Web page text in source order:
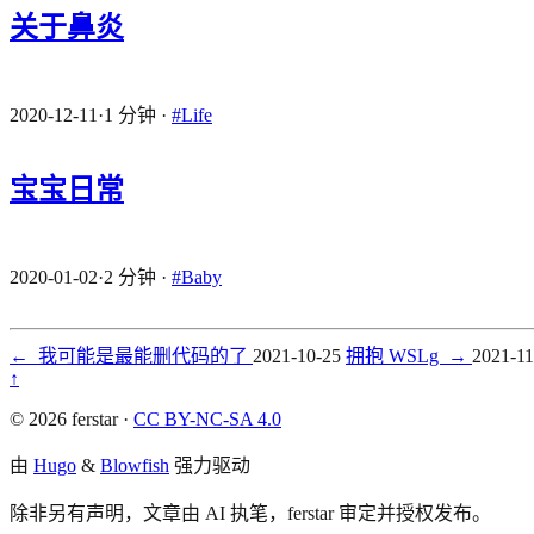
关于鼻炎
2020-12-11 ·1 分钟 · #Life
宝宝日常
2020-01-02·2 分钟 · #Baby
← 我可能是最能删代码的了 2021-10-25 拥抱 WSLg → 2021-
↑
© 2026 ferstar · CC BY-NC-SA 4.0
由 Hugo & Blowfish 强力驱动
除非另有声明，文章由 AI 执笔，ferstar 审定并授权发布。